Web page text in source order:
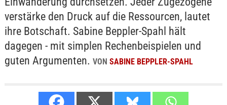
verstärke den Druck auf die Ressourcen, lautet
ihre Botschaft. Sabine Beppler-Spahl hält
dagegen - mit simplen Rechenbeispielen und
guten Argumenten. VON SABINE BEPPLER-SPAHL